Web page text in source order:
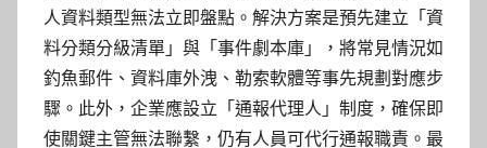
人資料類型無法立即盤點。解決方案是預先建立「資
料分類分級清單」與「事件劇本庫」，將常見情況如
釣魚郵件、資料庫外洩、勒索軟體等事先規劃對應步
驟。此外，企業應設立「通報代理人」制度，確保即
使關鍵主管無法聯繫，仍有人員可代行通報職責。最